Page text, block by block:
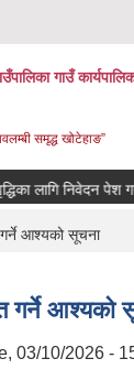
गाउँ
समृद्ध खोटेहाङ”
लागि निवेदन पेश
आश्यको सूचना
गर्ने आश्यको
03/10/2026 -